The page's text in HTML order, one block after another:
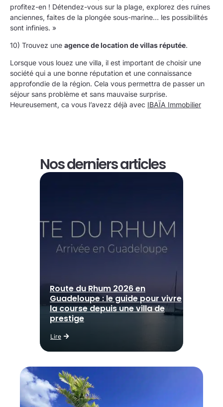
profitez-en ! Détendez-vous sur la plage, explorez des ruines
anciennes, faites de la plongée sous-marine… les possibilités
sont infinies. »
10) Trouvez une agence de location de villas réputée.
Lorsque vous louez une villa, il est important de choisir une
société qui a une bonne réputation et une connaissance
approfondie de la région. Cela vous permettra de passer un
séjour sans problème et sans mauvaise surprise.
Heureusement, ca vous l’avezz déjà avec IBAÏA Immobilier
Nos derniers articles
Route du Rhum 2026 en
Guadeloupe : le guide pour vivre
la course depuis une villa de
prestige
Lire